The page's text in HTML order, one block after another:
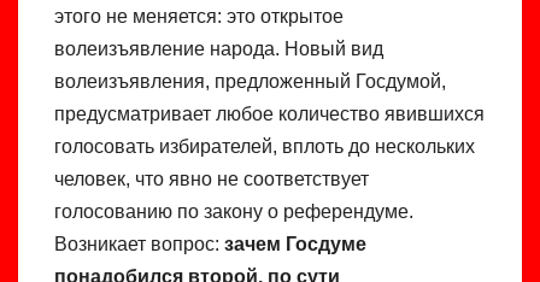
этого не меняется: это открытое
волеизъявление народа. Новый вид
волеизъявления, предложенный Госдумой,
предусматривает любое количество явившихся
голосовать избирателей, вплоть до нескольких
человек, что явно не соответствует
голосованию по закону о референдуме.
Возникает вопрос: зачем Госдуме
понадобился второй, по сути